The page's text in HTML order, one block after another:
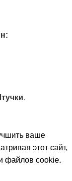
.
ваше
этот сайт,
файлов cookie.